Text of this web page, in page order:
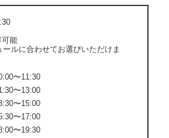
可能
ールに合わせてお選びいただけま
〜11:30
〜13:00
〜15:00
〜17:00
〜19:30